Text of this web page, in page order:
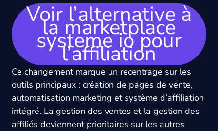
Voir l’alternative à
la marketplace
systeme io pour
l’affiliation
Ce changement marque un recentrage sur les
outils principaux : création de pages de vente,
automatisation marketing et système d’affiliation
intégré. La gestion des ventes et la gestion des
affiliés deviennent prioritaires sur les autres